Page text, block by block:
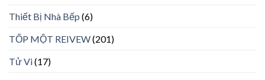
Thiết Bị Nhà Bếp (6)
TỐP MỘT REIVEW(201)
Tử Vi(17)